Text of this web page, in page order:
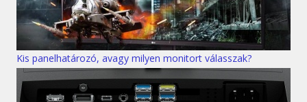
Kis panelhatározó, avagy milyen monitort válasszak?